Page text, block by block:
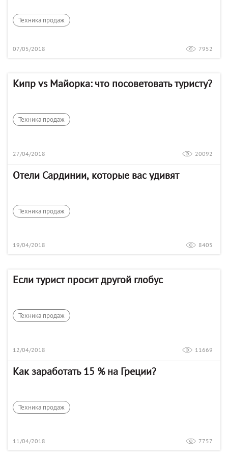
Техника продаж
07/05/2018 7952
Кипр vs Майорка: что посоветовать туристу?
Техника продаж
27/04/2018 20092
Отели Сардинии, которые вас удивят
Техника продаж
19/04/2018 8405
Если турист просит другой глобус
Техника продаж
12/04/2018 11669
Как заработать 15 % на Греции?
Техника продаж
11/04/2018 7757